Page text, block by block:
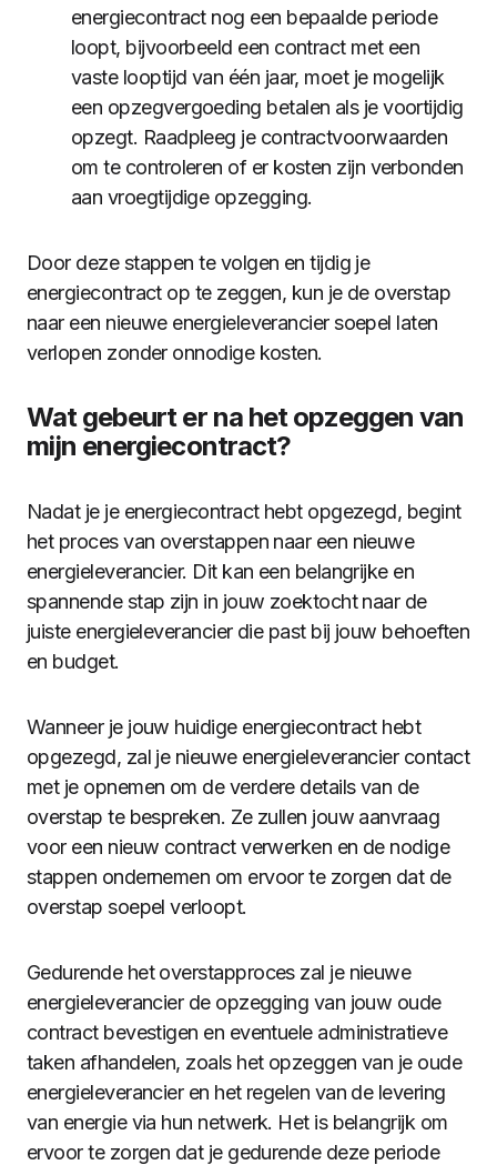
energiecontract nog een bepaalde periode
loopt, bijvoorbeeld een contract met een
vaste looptijd van één jaar, moet je mogelijk
een opzegvergoeding betalen als je voortijdig
opzegt. Raadpleeg je contractvoorwaarden
om te controleren of er kosten zijn verbonden
aan vroegtijdige opzegging.
Door deze stappen te volgen en tijdig je
energiecontract op te zeggen, kun je de overstap
naar een nieuwe energieleverancier soepel laten
verlopen zonder onnodige kosten.
Wat gebeurt er na het opzeggen van
mijn energiecontract?
Nadat je je energiecontract hebt opgezegd, begint
het proces van overstappen naar een nieuwe
energieleverancier. Dit kan een belangrijke en
spannende stap zijn in jouw zoektocht naar de
juiste energieleverancier die past bij jouw behoeften
en budget.
Wanneer je jouw huidige energiecontract hebt
opgezegd, zal je nieuwe energieleverancier contact
met je opnemen om de verdere details van de
overstap te bespreken. Ze zullen jouw aanvraag
voor een nieuw contract verwerken en de nodige
stappen ondernemen om ervoor te zorgen dat de
overstap soepel verloopt.
Gedurende het overstapproces zal je nieuwe
energieleverancier de opzegging van jouw oude
contract bevestigen en eventuele administratieve
taken afhandelen, zoals het opzeggen van je oude
energieleverancier en het regelen van de levering
van energie via hun netwerk. Het is belangrijk om
ervoor te zorgen dat je gedurende deze periode